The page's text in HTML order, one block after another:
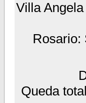
Villa
Rosario:
Queda